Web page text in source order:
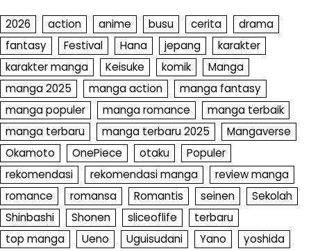
2026 action anime busu cerita
drama
fantasy
Festival Hana jepang
karakter
karakter manga
Keisuke komik
Manga
manga 2025
manga action
manga fantasy
manga populer
manga romance
manga terbaik
manga terbaru
manga terbaru 2025
Mangaverse
Okamoto
OnePiece otaku
Populer
rekomendasi
rekomendasi manga
review manga
romance
romansa Romantis seinen
Sekolah
Shinbashi
Shonen sliceoflife
terbaru
top manga
Ueno Uguisudani Yano yoshida